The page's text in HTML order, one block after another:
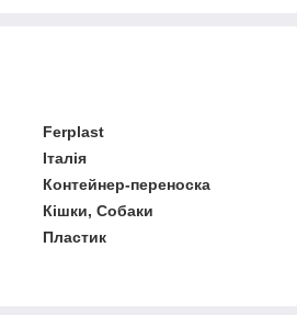
Ferplast
Італія
Контейнер-переноска
Кішки, Собаки
Пластик